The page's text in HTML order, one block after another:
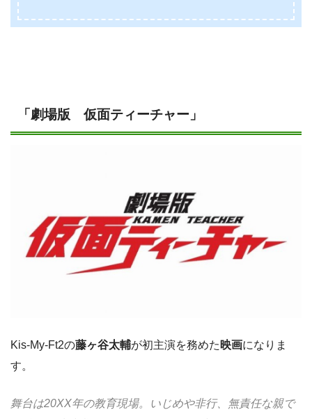
「劇場版 仮面ティーチャー」
Kis-My-Ft2の藤ヶ谷太輔が初主演を務めた 映画になりま
す。
舞台は20XX年の教育現場。いじめや非行、無責任な親で